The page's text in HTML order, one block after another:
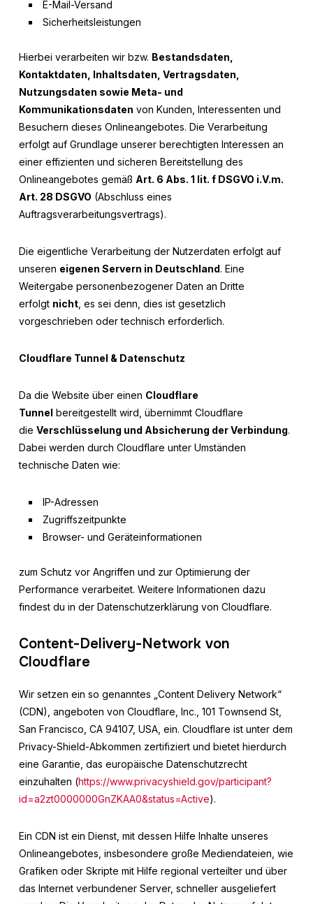
E-Mail-Versand
Sicherheitsleistungen
Hierbei verarbeiten wir bzw. Bestandsdaten,
Kontaktdaten, Inhaltsdaten, Vertragsdaten,
Nutzungsdaten sowie Meta- und
Kommunikationsdaten von Kunden, Interessenten und
Besuchern dieses Onlineangebotes. Die Verarbeitung
erfolgt auf Grundlage unserer berechtigten Interessen an
einer effizienten und sicheren Bereitstellung des
Onlineangebotes gemäß Art. 6 Abs. 1 lit. f DSGVO i.V.m.
Art. 28 DSGVO (Abschluss eines
Auftragsverarbeitungsvertrags).
Die eigentliche Verarbeitung der Nutzerdaten erfolgt auf
unseren eigenen Servern in Deutschland. Eine
Weitergabe personenbezogener Daten an Dritte
erfolgt nicht, es sei denn, dies ist gesetzlich
vorgeschrieben oder technisch erforderlich.
Cloudflare Tunnel & Datenschutz
Da die Website über einen Cloudflare
Tunnel bereitgestellt wird, übernimmt Cloudflare
die Verschlüsselung und Absicherung der Verbindung.
Dabei werden durch Cloudflare unter Umständen
technische Daten wie:
IP-Adressen
Zugriffszeitpunkte
Browser- und Geräteinformationen
zum Schutz vor Angriffen und zur Optimierung der
Performance verarbeitet. Weitere Informationen dazu
findest du in der Datenschutzerklärung von Cloudflare.
Content-Delivery-Network von
Cloudflare
Wir setzen ein so genanntes „Content Delivery Network“
(CDN), angeboten von Cloudflare, Inc., 101 Townsend St,
San Francisco, CA 94107, USA, ein. Cloudflare ist unter dem
Privacy-Shield-Abkommen zertifiziert und bietet hierdurch
eine Garantie, das europäische Datenschutzrecht
einzuhalten (https://www.privacyshield.gov/participant?
id=a2zt0000000GnZKAA0&status=Active).
Ein CDN ist ein Dienst, mit dessen Hilfe Inhalte unseres
Onlineangebotes, insbesondere große Mediendateien, wie
Grafiken oder Skripte mit Hilfe regional verteilter und über
das Internet verbundener Server, schneller ausgeliefert